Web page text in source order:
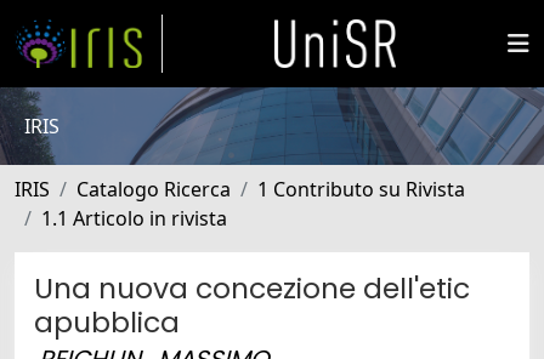
IRIS
IRIS Catalogo Ricerca
1 Contributo su Rivista
1.1 Articolo in rivista
Una nuova concezione dell'etic
apubblica